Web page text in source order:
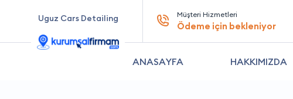
Uguz Cars Detailing Müşteri Hizmetleri
Ödeme için bekleniyor
ANASAYFA HAKKIMIZDA